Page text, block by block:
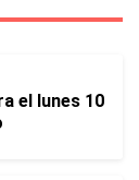
el lunes 10